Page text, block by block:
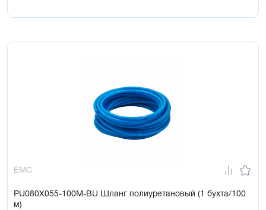
EMC
PU080X055-100M-BU Шланг полиуретановый (1 бухта/100
м)